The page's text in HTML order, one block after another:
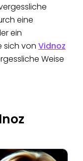
eine
ein
sich von Vidnoz
Weise